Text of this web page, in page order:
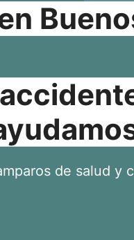
de salud y